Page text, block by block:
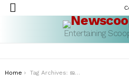
Menu
Entertaining
You are here:
Home Tag Archives: ജയറാം